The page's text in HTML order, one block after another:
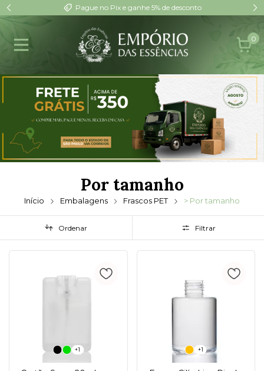
Pague no Pix e ganhe 5% de desconto
0
Por tamanho
Início Embalagens Frascos PET > Por tamanho
Ordenar Filtrar
+1 +1